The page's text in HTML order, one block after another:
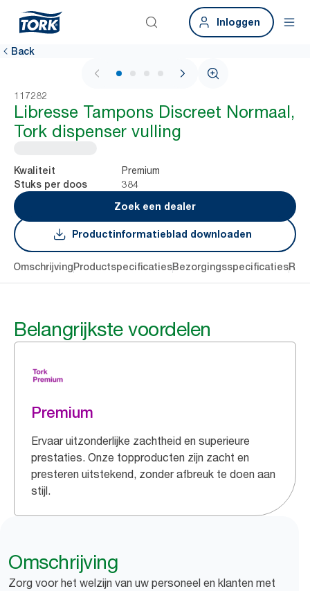
Inloggen
Back
1 / 4
117282
Libresse Tampons Discreet Normaal,
Tork dispenser vulling
Kwaliteit Premium
Stuks per doos
384
Zoek een dealer
Productinformatieblad downloaden
OmschrijvingProductspecificatiesBezorgingsspecificaties
Belangrijkste voordelen
Premium
Ervaar uitzonderlijke zachtheid en superieure
prestaties. Onze topproducten zijn zacht en
presteren uitstekend, zonder afbreuk te doen aan
stijl.
Omschrijving
Zorg voor het welzijn van uw personeel en klanten met